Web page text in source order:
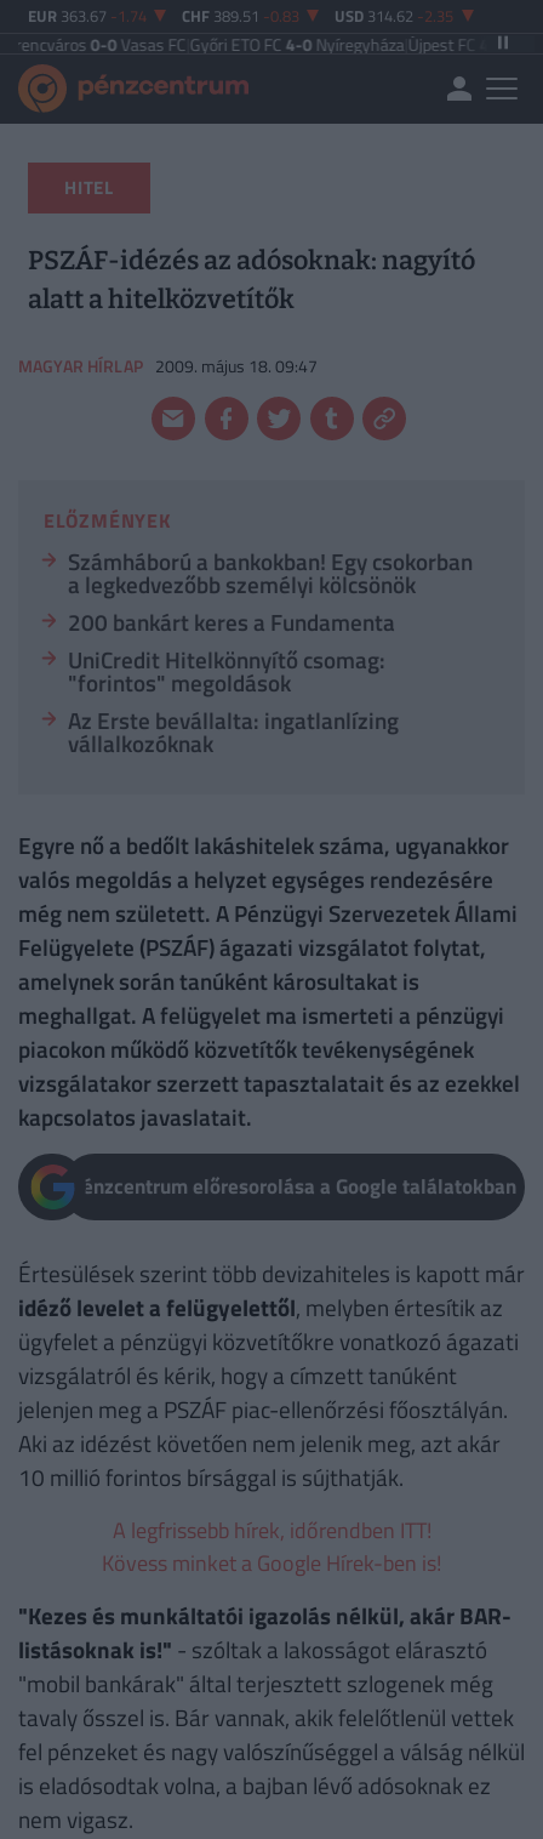
EUR 363.67 -1.74 CHF 389.51 -0.83 USD 314.62 -2.35
0-0Vasas FC|Győri ETO FC4-0Nyíregyháza|Újpest FC4-2Debreceni VSC
HITEL
PSZÁF-idézés az adósoknak: nagyító
alatt a hitelközvetítők
MAGYAR HÍRLAP 2009. május 18. 09:47
ELŐZMÉNYEK
Számháború a bankokban! Egy csokorban
a legkedvezőbb személyi kölcsönök
200 bankárt keres a Fundamenta
UniCredit Hitelkönnyítő csomag:
"forintos" megoldások
Az Erste bevállalta: ingatlanlízing
vállalkozóknak
Egyre nő a bedőlt lakáshitelek száma, ugyanakkor
valós megoldás a helyzet egységes rendezésére
még nem született. A Pénzügyi Szervezetek Állami
Felügyelete (PSZÁF) ágazati vizsgálatot folytat,
amelynek során tanúként károsultakat is
meghallgat. A felügyelet ma ismerteti a pénzügyi
piacokon működő közvetítők tevékenységének
vizsgálatakor szerzett tapasztalatait és az ezekkel
kapcsolatos javaslatait.
Pénzcentrum előresorolása a Google találatokban
Értesülések szerint több devizahiteles is kapott már
idéző levelet a felügyelettől, melyben értesítik az
ügyfelet a pénzügyi közvetítőkre vonatkozó ágazati
vizsgálatról és kérik, hogy a címzett tanúként
jelenjen meg a PSZÁF piac-ellenőrzési főosztályán.
Aki az idézést követően nem jelenik meg, azt akár
10 millió forintos bírsággal is sújthatják.
A legfrissebb hírek, időrendben ITT!
Kövess minket a Google Hírek-ben is!
"Kezes és munkáltatói igazolás nélkül, akár BAR-
listásoknak is!" - szóltak a lakosságot elárasztó
"mobil bankárak" által terjesztett szlogenek még
tavaly ősszel is. Bár vannak, akik felelőtlenül vettek
fel pénzeket és nagy valószínűséggel a válság nélkül
is eladósodtak volna, a bajban lévő adósoknak ez
nem vigasz.